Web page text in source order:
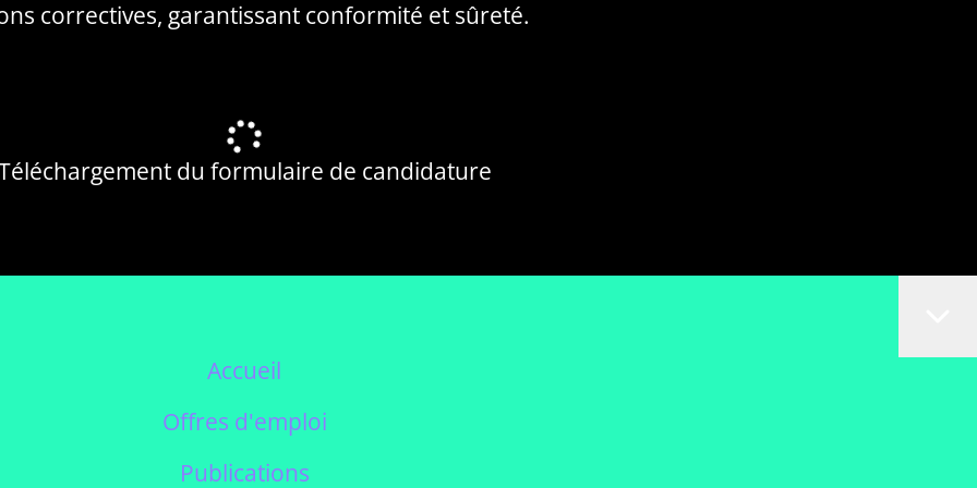
correctives, garantissant conformité et sûreté.
du formulaire de candidature
Accueil
Offres d'emploi
Publications